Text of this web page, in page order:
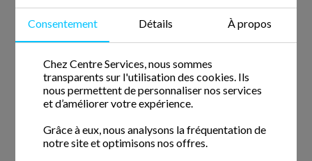
Consentement Détails À propos
Chez Centre Services, nous sommes
transparents sur l'utilisation des cookies. Ils
nous permettent de personnaliser nos services
et d’améliorer votre expérience.
Grâce à eux, nous analysons la fréquentation de
notre site et optimisons nos offres.
Nous comptons avec nous des intervenants de ménage qui
Informations
Actualités
Questions fréquentes